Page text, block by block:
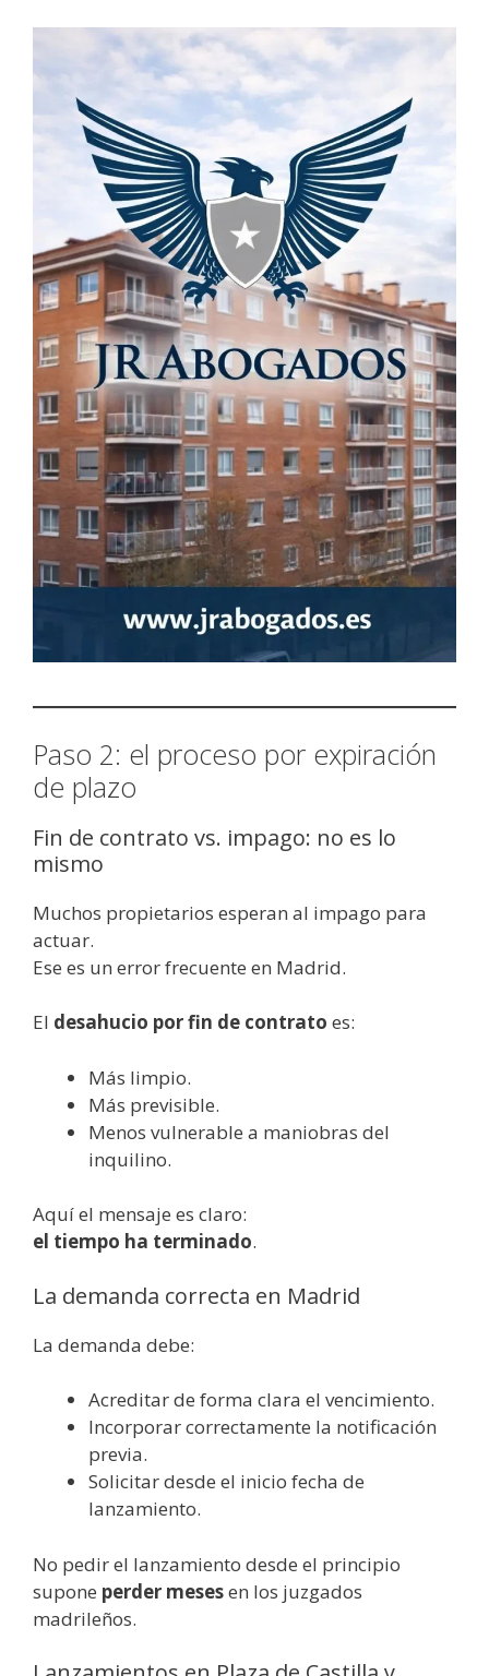
Paso 2: el proceso por expiración
de plazo
Fin de contrato vs. impago: no es lo
mismo
Muchos propietarios esperan al impago para
actuar.
Ese es un error frecuente en Madrid.
El desahucio por fin de contrato es:
Más limpio.
Más previsible.
Menos vulnerable a maniobras del
inquilino.
Aquí el mensaje es claro:
el tiempo ha terminado.
La demanda correcta en Madrid
La demanda debe:
Acreditar de forma clara el vencimiento.
Incorporar correctamente la notificación
previa.
Solicitar desde el inicio fecha de
lanzamiento.
No pedir el lanzamiento desde el principio
supone perder mesesen los juzgados
madrileños.